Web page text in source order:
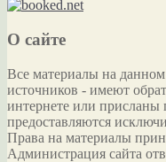
О сайте
Все материалы на
источников - имеют
интернете или присланы
предоставляются
Права на материалы
Администрация сайта